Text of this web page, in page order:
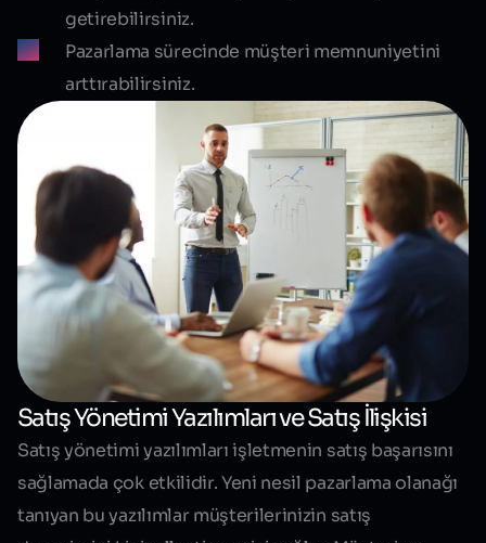
getirebilirsiniz.
Pazarlama sürecinde müşteri memnuniyetini
arttırabilirsiniz.
Satış Yönetimi Yazılımları ve Satış İlişkisi
Satış yönetimi yazılımları işletmenin satış başarısını
sağlamada çok etkilidir. Yeni nesil pazarlama olanağı
tanıyan bu yazılımlar müşterilerinizin satış